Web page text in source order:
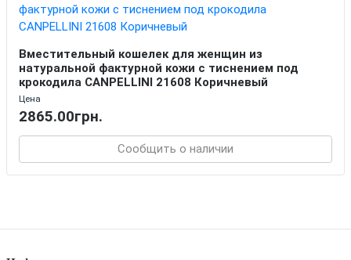
Вместительный кошелек для женщин из
натуральной фактурной кожи с тиснением под
крокодила CANPELLINI 21608 Коричневый
Цена
2865.00грн.
Сообщить о наличии